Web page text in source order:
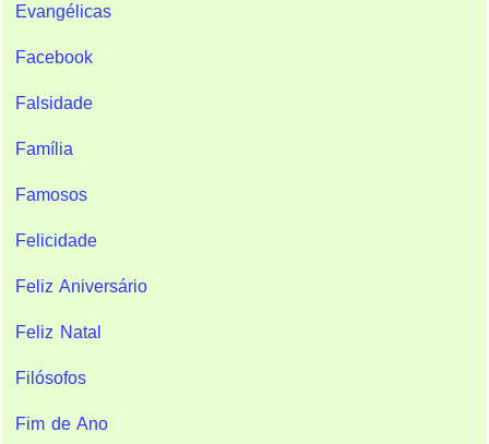
Evangélicas
Facebook
Falsidade
Família
Famosos
Felicidade
Feliz Aniversário
Feliz Natal
Filósofos
Fim de Ano